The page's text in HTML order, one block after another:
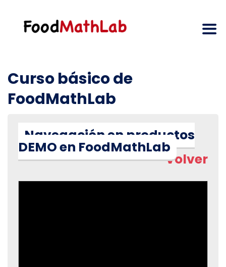
Curso básico de
FoodMathLab
Navegación en productos
DEMO en FoodMathLab
Volver